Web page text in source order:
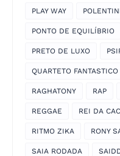
PLAY WAY
PONTO DE EQUILÍBRIO
PRETO DE LUXO
QUARTETO FANTASTICO
RAGHATONY RAP
REGGAE REI DA
RITMO ZIKA RONY
SAIA RODADA